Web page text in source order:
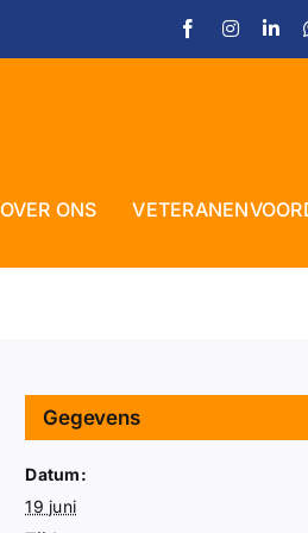
Facebook
OVER ONS
Gegevens
Datum:
19 juni
Close